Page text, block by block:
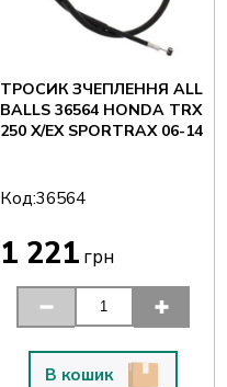
ТРОСИК ЗЧЕПЛЕННЯ ALL
BALLS 36564 HONDA TRX
250 X/EX SPORTRAX 06-14
Код:36564
1 221 грн
В кошик